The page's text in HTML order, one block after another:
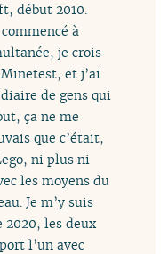
début 2010.
à
je crois
et j’ai
de gens qui
ça ne me
que c’était,
ni plus ni
les moyens du
Je m’y suis
2020, les deux
l’un avec